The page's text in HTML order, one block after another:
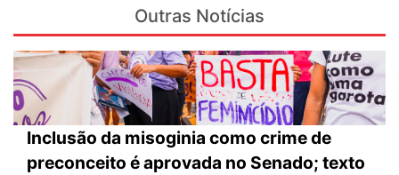
Outras Notícias
Inclusão da misoginia como crime de
preconceito é aprovada no Senado; texto